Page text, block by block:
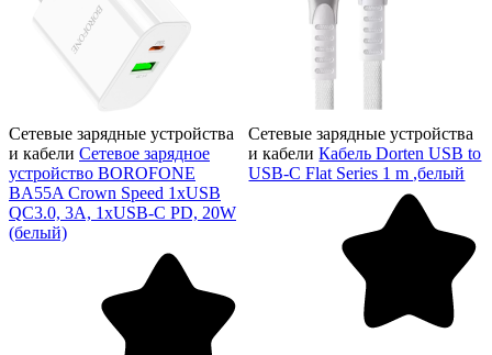
Сетевые зарядные устройства
и кабели Сетевое зарядное
устройство BOROFONE
BA55A Crown Speed 1xUSB
QC3.0, 3A, 1хUSB-C PD, 20W
(белый)
Сетевые зарядные устройства
и кабели Кабель Dorten USB to
USB-C Flat Series 1 m ,белый